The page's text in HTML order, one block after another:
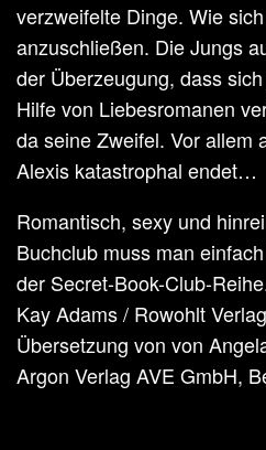
verzweifelte Dinge. Wie
anzuschließen. Die Jungs
der Überzeugung, dass
Hilfe von Liebesromanen
da seine Zweifel. Vor allem
Alexis katastrophal endet…
Romantisch, sexy und
Buchclub muss man
der Secret-Book-Club-
Kay Adams / Rowohlt
Übersetzung von von
Argon Verlag AVE GmbH,